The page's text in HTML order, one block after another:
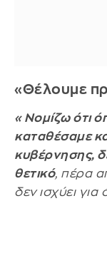
«Θέλουμε
«Νομίζω ότι
καταθέσαμε
κυβέρνησης,
θετικό, πέρα
δεν ισχύει